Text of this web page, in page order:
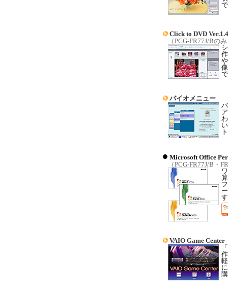
Click to DVD Ver.1.4
（PCG-FR77J/Bの
バイオメニュー
Microsoft Office
（PCG-FR77J/B・
VAIO Game Center